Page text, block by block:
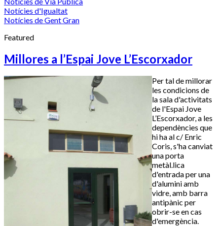
Notícies d'Igualtat
Notícies de Gent Gran
Featured
Millores a l’Espai Jove L’Escorxador
Per tal de millorar
les condicions de
la sala d'activitats
de l'Espai Jove
L’Escorxador, a les
dependències que
hi ha al c/ Enric
Coris, s'ha canviat
una porta
metàl.lica
d'entrada per una
d'alumini amb
vidre, amb barra
antipànic per
obrir-se en cas
d'emergència.